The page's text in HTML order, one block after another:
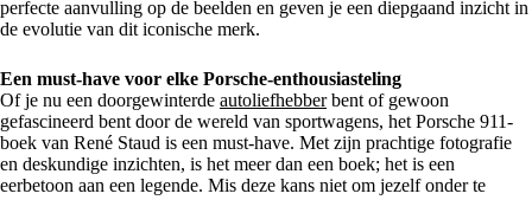
perfecte aanvulling op de beelden en geven je een diepgaand inzicht in
de evolutie van dit iconische merk.
Een must-have voor elke Porsche-enthousiasteling
Of je nu een doorgewinterde autoliefhebberbent of gewoon
gefascineerd bent door de wereld van sportwagens, het Porsche 911-
boek van René Staud is een must-have. Met zijn prachtige fotografie
en deskundige inzichten, is het meer dan een boek; het is een
eerbetoon aan een legende. Mis deze kans niet om jezelf onder te